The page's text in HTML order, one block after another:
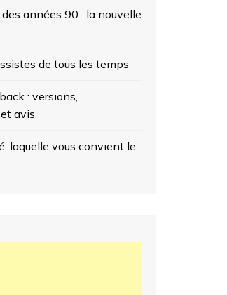
années 90 : la nouvelle
de tous les temps
: versions,
avis
laquelle vous convient le